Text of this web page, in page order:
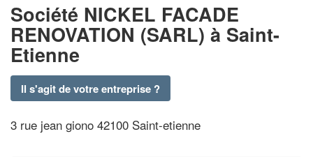
Société NICKEL FACADE
RENOVATION (SARL) à Saint-
Etienne
Il s'agit de votre entreprise ?
3 rue jean giono 42100 Saint-etienne